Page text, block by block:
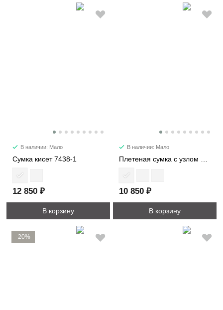
В наличии: Мало
Сумка кисет 7438-1
12 850 ₽
В корзину
В наличии: Мало
Плетеная сумка с узлом мини 6502-1
10 850 ₽
В корзину
-20%